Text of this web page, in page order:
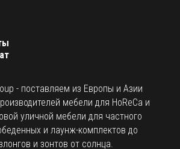
- поставляем из Европы и Азии
мебели для HoReCa и
уличной мебели для частного
и лаунж-комплектов до
и зонтов от солнца.